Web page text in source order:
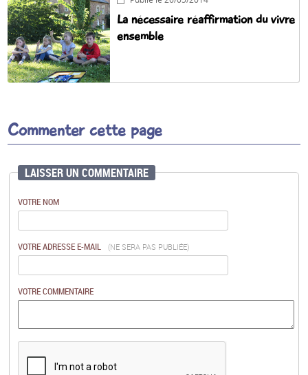
La nécessaire réaffirmation du vivre
ensemble
Commenter cette page
LAISSER UN COMMENTAIRE
VOTRE NOM
VOTRE ADRESSE E-MAIL (NE SERA PAS PUBLIÉE)
VOTRE COMMENTAIRE